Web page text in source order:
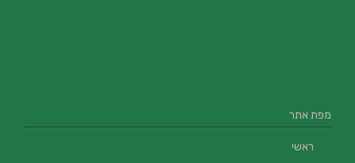
מפת אתר
ראשי